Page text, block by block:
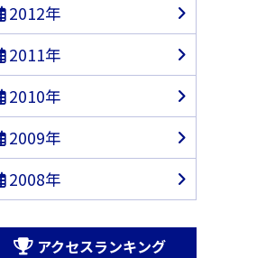
2012年
2011年
2010年
2009年
2008年
アクセスランキング